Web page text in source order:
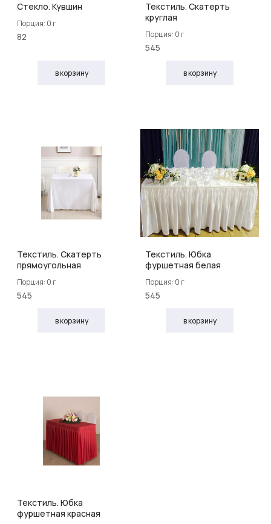
Стекло. Кувшин
Порция: 0 г
82
в корзину
Текстиль. Скатерть
круглая
Порция: 0 г
545
в корзину
Текстиль. Скатерть
прямоугольная
Порция: 0 г
545
в корзину
Текстиль. Юбка
фуршетная белая
Порция: 0 г
545
в корзину
Текстиль. Юбка
фуршетная красная